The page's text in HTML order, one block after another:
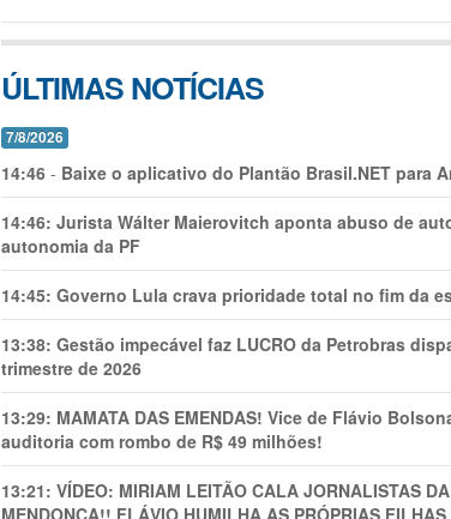
ÚLTIMAS NOTÍCIAS
7/8/2026
14:46 - Baixe o aplicativo do Plantão Brasil.NET para
14:46: Jurista Wálter Maierovitch aponta abuso de
autonomia da PF
14:45: Governo Lula crava prioridade total no fim da
13:38: Gestão impecável faz LUCRO da Petrobras
trimestre de 2026
13:29: MAMATA DAS EMENDAS! Vice de Flávio
auditoria com rombo de R$ 49 milhões!
13:21: VÍDEO: MIRIAM LEITÃO CALA JORNALISTAS
MENDONÇA!! FLÁVIO HUMILHA AS PRÓPRIAS FILHAS